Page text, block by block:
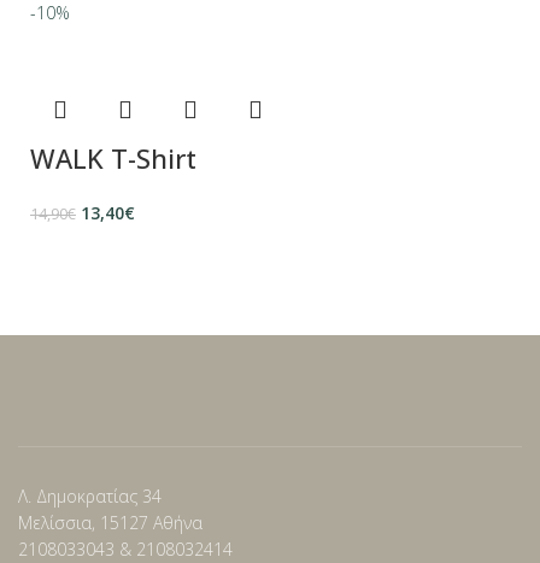
-10%
WALK Τ-Shirt
14,90€ 13,40€
Λ. Δημοκρατίας 34
Μελίσσια, 15127 Αθήνα
2108033043 & 2108032414